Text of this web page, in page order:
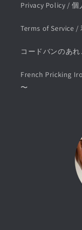
Privacy Policy /
Terms of Service /
コードバンのあれ
French Pricking
〜